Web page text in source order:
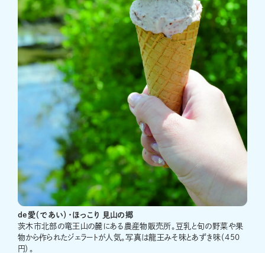
de愛（であい）・ほっこり 見山の郷
茨木市北部の竜王山の麓にある農産物販売所。豆乳と旬の野菜や果
物から作られたジェラートが人気。写真は龍王みそ味とあずき味（450
円）。